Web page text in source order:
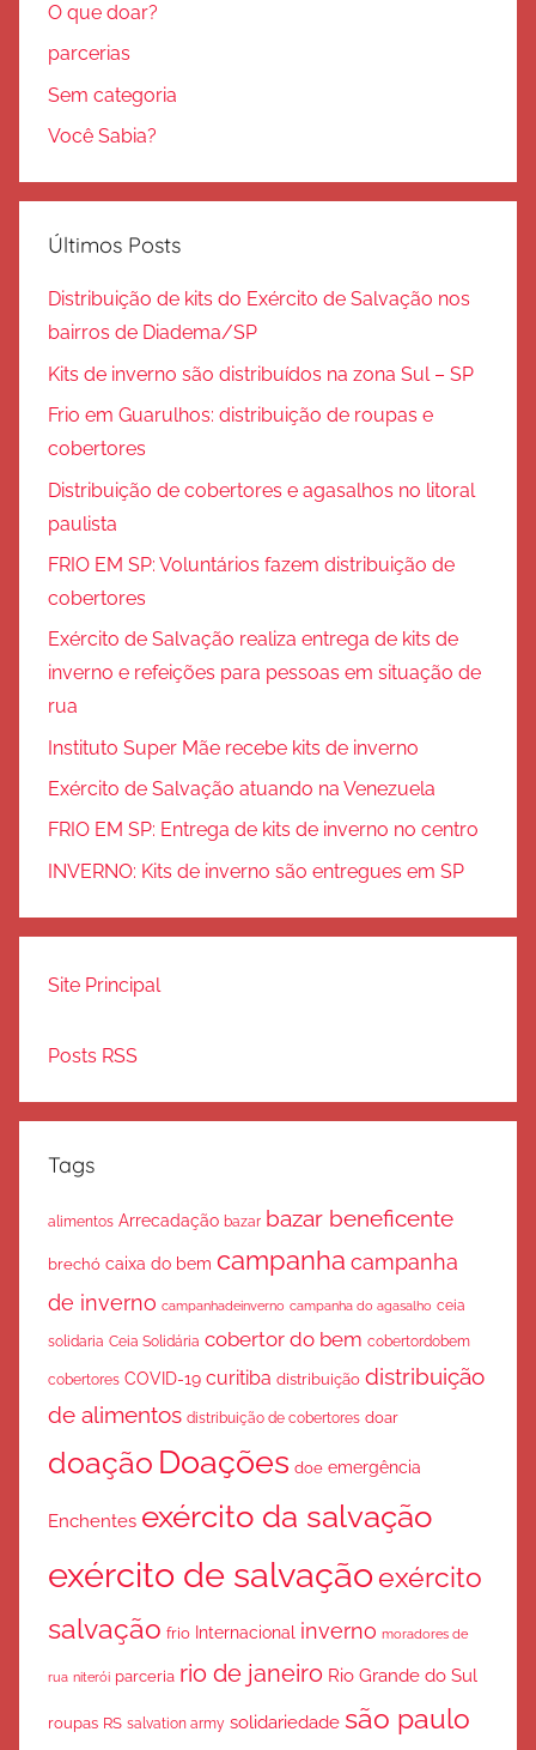
O que doar?
parcerias
Sem categoria
Você Sabia?
Últimos Posts
Distribuição de kits do Exército de Salvação nos
bairros de Diadema/SP
Kits de inverno são distribuídos na zona Sul – SP
Frio em Guarulhos: distribuição de roupas e
cobertores
Distribuição de cobertores e agasalhos no litoral
paulista
FRIO EM SP: Voluntários fazem distribuição de
cobertores
Exército de Salvação realiza entrega de kits de
inverno e refeições para pessoas em situação de
rua
Instituto Super Mãe recebe kits de inverno
Exército de Salvação atuando na Venezuela
FRIO EM SP: Entrega de kits de inverno no centro
INVERNO: Kits de inverno são entregues em SP
Site Principal
Posts RSS
Tags
alimentos Arrecadação bazar bazar beneficente
brechó caixa do bem campanha campanha
de inverno campanhadeinverno campanha do agasalho ceia
solidaria Ceia Solidária cobertor do bem cobertordobem
cobertores COVID-19 curitiba distribuição distribuição
de alimentos distribuição de cobertores doar
doação Doações doe emergência
Enchentes exército da salvação
exército de salvaçãoexército
salvação frio Internacional inverno moradores de
rua niterói parceria rio de janeiro Rio Grande do Sul
roupas RS salvation army solidariedade são paulo